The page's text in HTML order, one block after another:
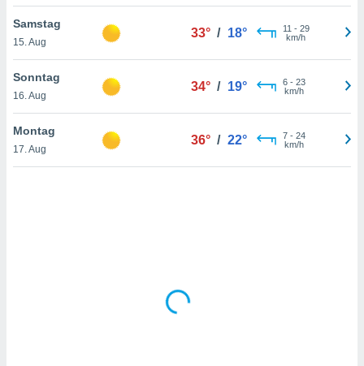
Samstag
15. Aug
33° / 18° 11 - 29
km/h
Sonntag
16. Aug
34° / 19° 6- 23
km/h
Montag
17. Aug
36° / 22° 7- 24
km/h